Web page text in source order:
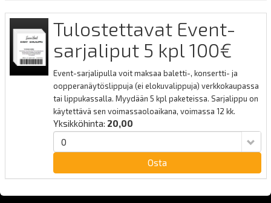
Tulostettavat Event-
sarjaliput 5 kpl 100€
Event-sarjalipulla voit maksaa baletti-, konsertti- ja
oopperanäytöslippuja (ei elokuvalippuja) verkkokaupassa
tai lippukassalla. Myydään 5 kpl paketeissa. Sarjalippu on
käytettävä sen voimassaoloaikana, voimassa 12 kk.
Yksikköhinta: 20,00
Osta